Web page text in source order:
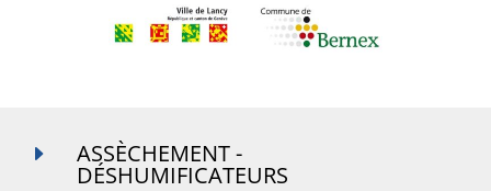
E ASSÈCHEMENT -
DÉSHUMIFICATEURS